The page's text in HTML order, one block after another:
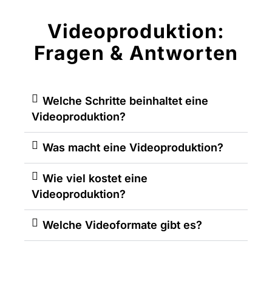
Videoproduktion:
Fragen & Antworten
Welche Schritte beinhaltet eine
Videoproduktion?
Was macht eine Videoproduktion?
Wie viel kostet eine
Videoproduktion?
Welche Videoformate gibt es?